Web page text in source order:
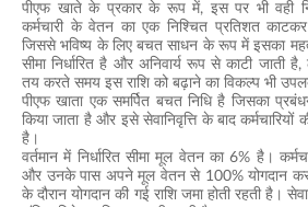
पीएफ खाते के प्रकार के रूप में, इस पर भी वही
कर्मचारी के वेतन का एक निश्चित प्रतिशत
जिससे भविष्य के लिए बचत साधन के रूप में इसका
सीमा निर्धारित है और अनिवार्य रूप से काटी जाती
तय करते समय इस राशि को बढ़ाने का विकल्प भी
पीएफ खाता एक समर्पित बचत निधि है जिसका
किया जाता है और इसे सेवानिवृत्ति के बाद कर्मचारियों
है।
वर्तमान में निर्धारित सीमा मूल वेतन का 6% है।
और उनके पास अपने मूल वेतन से 100% योगदान
के दौरान योगदान की गई राशि जमा होती रहती है।